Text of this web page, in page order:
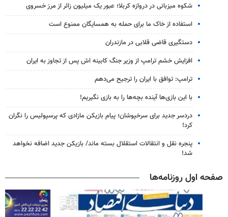
شکوه میزبانی در دروازه کربلا؛ عبور یک میلیون زائر از مرز خسروی
استفاده از خاک ما برای حمله به همسایگان ممنوع است
دستگیری قاضی قلابی در مازندران
افزایش خشم ترامپ از وزیر جنگ کابینه اش پس از تجاوز به ایران
ترامپ: توافق با ایران را ترجیح می‌دهم
با این بازی‌ها آینده بچه‌ها را به بازی نگیریم!
دردسر جدید برای سرخپوشان؛ پیام بازیکن مازادی که پرسپولیس را نگران
کرد!
پنجره‌ نقل و انتقالات استقلال بسته ماند/ بازیکن جدید اضافه نخواهد
شد!
صفحه اول روزنامه‌ها